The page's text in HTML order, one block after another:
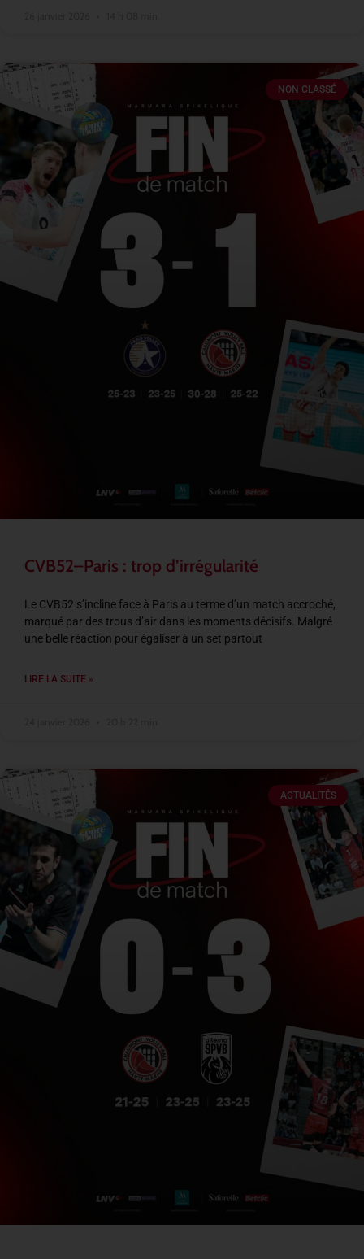
NON CLASSÉ
CVB52–Paris : trop d’irrégularité
Le CVB52 s’incline face à Paris au terme d’un match accroché,
marqué par des trous d’air dans les moments décisifs. Malgré
une belle réaction pour égaliser à un set partout
LIRE LA SUITE »
ACTUALITÉS